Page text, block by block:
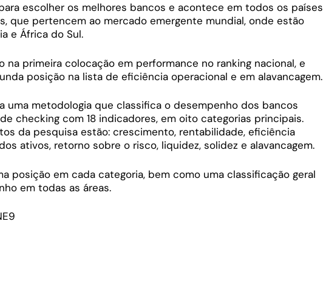
escolher os melhores bancos e acontece em todos os países
que pertencem ao mercado emergente mundial, onde estão
e África do Sul.
na primeira colocação em performance no ranking nacional, e
posição na lista de eficiência operacional e em alavancagem.
uma metodologia que classifica o desempenho dos bancos
checking com 18 indicadores, em oito categorias principais.
da pesquisa estão: crescimento, rentabilidade, eficiência
ativos, retorno sobre o risco, liquidez, solidez e alavancagem.
posição em cada categoria, bem como uma classificação geral
em todas as áreas.